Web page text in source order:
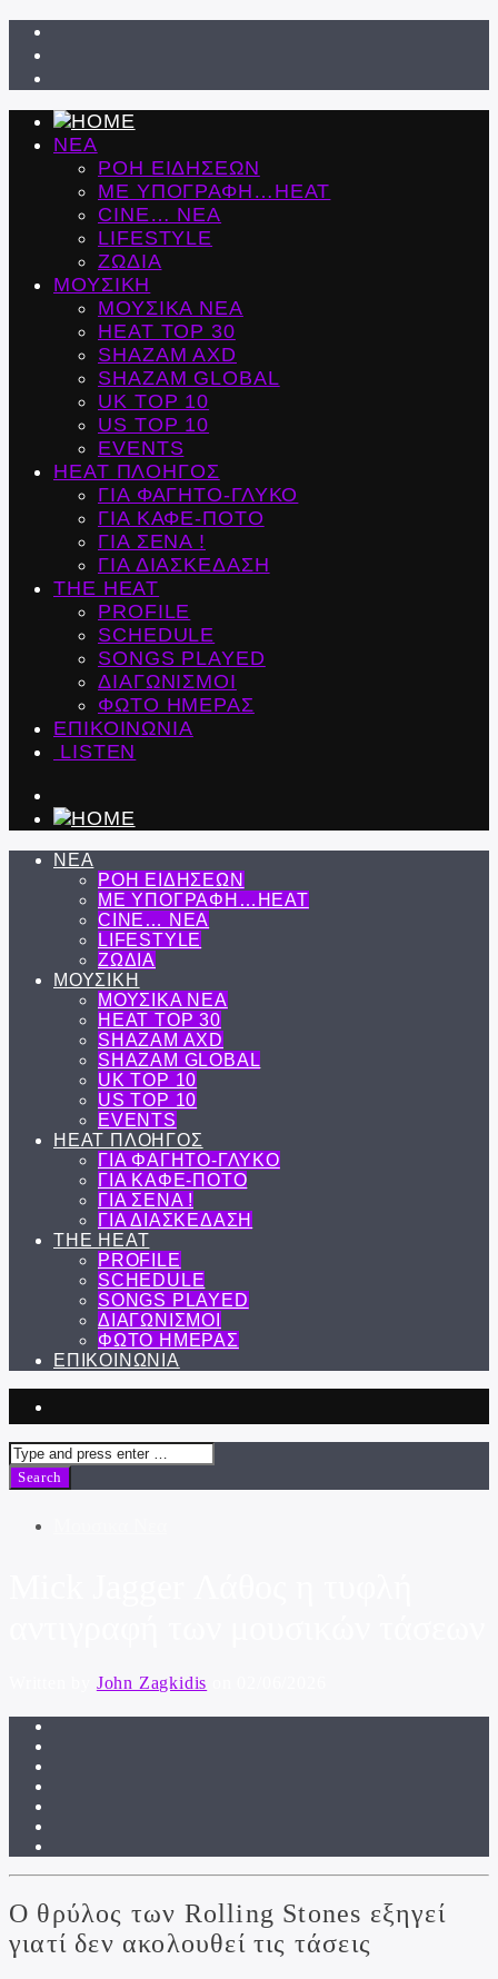
ΝΕΑ
ΡΟΗ ΕΙΔΗΣΕΩΝ
ΜΕ ΥΠΟΓΡΑΦΗ…HEAT
CINE… ΝΕΑ
LIFESTYLE
ΖΩΔΙΑ
ΜΟΥΣΙΚΗ
ΜΟΥΣΙΚΑ ΝΕΑ
HEAT TOP 30
SHAZAM AXD
SHAZAM GLOBAL
UK TOP 10
US TOP 10
EVENTS
ΗΕΑΤ ΠΛΟΗΓΟΣ
ΓΙΑ ΦΑΓΗΤΟ-ΓΛΥΚΟ
ΓΙΑ ΚΑΦΕ-ΠΟΤΟ
ΓΙΑ ΣΕΝΑ !
ΓΙΑ ΔΙΑΣΚΕΔΑΣΗ
THE HEAT
PROFILE
SCHEDULE
SONGS PLAYED
ΔΙΑΓΩΝΙΣΜΟΙ
ΦΩΤΟ ΗΜΕΡΑΣ
ΕΠΙΚΟΙΝΩΝΙΑ
LISTEN
ΝΕΑ
ΡΟΗ ΕΙΔΗΣΕΩΝ
ΜΕ ΥΠΟΓΡΑΦΗ…HEAT
CINE… ΝΕΑ
LIFESTYLE
ΖΩΔΙΑ
ΜΟΥΣΙΚΗ
ΜΟΥΣΙΚΑ ΝΕΑ
HEAT TOP 30
SHAZAM AXD
SHAZAM GLOBAL
UK TOP 10
US TOP 10
EVENTS
ΗΕΑΤ ΠΛΟΗΓΟΣ
ΓΙΑ ΦΑΓΗΤΟ-ΓΛΥΚΟ
ΓΙΑ ΚΑΦΕ-ΠΟΤΟ
ΓΙΑ ΣΕΝΑ !
ΓΙΑ ΔΙΑΣΚΕΔΑΣΗ
THE HEAT
PROFILE
SCHEDULE
SONGS PLAYED
ΔΙΑΓΩΝΙΣΜΟΙ
ΦΩΤΟ ΗΜΕΡΑΣ
ΕΠΙΚΟΙΝΩΝΙΑ
John Zagkidis
Ο θρύλος των Rolling Stones εξηγεί
γιατί δεν ακολουθεί τις τάσεις